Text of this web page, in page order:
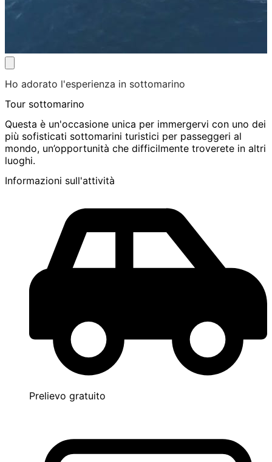
Ho adorato l'esperienza in sottomarino
Tour sottomarino
Questa è un'occasione unica per immergervi con uno dei
più sofisticati sottomarini turistici per passeggeri al
mondo, un’opportunità che difficilmente troverete in altri
luoghi.
Informazioni sull'attività
Prelievo gratuito